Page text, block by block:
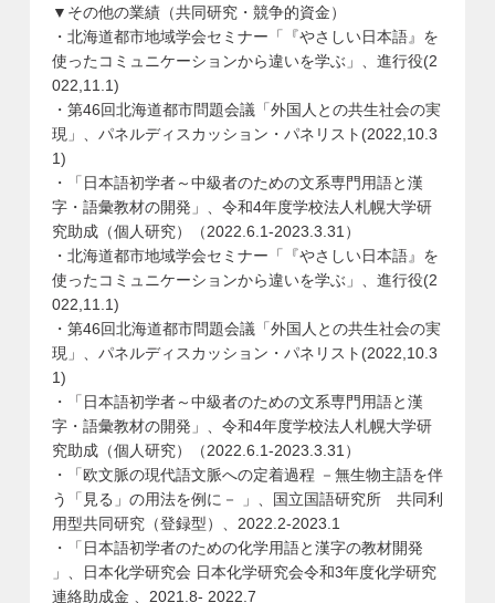
▼その他の業績（共同研究・競争的資金）
・北海道都市地域学会セミナー「『やさしい日本語』を
使ったコミュニケーションから違いを学ぶ」、進行役(2
022,11.1)
・第46回北海道都市問題会議「外国人との共生社会の実
現」、パネルディスカッション・パネリスト(2022,10.3
1)
・「日本語初学者～中級者のための文系専門用語と漢
字・語彙教材の開発」、令和4年度学校法人札幌大学研
究助成（個人研究）（2022.6.1-2023.3.31）
・北海道都市地域学会セミナー「『やさしい日本語』を
使ったコミュニケーションから違いを学ぶ」、進行役(2
022,11.1)
・第46回北海道都市問題会議「外国人との共生社会の実
現」、パネルディスカッション・パネリスト(2022,10.3
1)
・「日本語初学者～中級者のための文系専門用語と漢
字・語彙教材の開発」、令和4年度学校法人札幌大学研
究助成（個人研究）（2022.6.1-2023.3.31）
・「欧文脈の現代語文脈への定着過程 －無生物主語を伴
う「見る」の用法を例に－ 」、国立国語研究所 共同利
用型共同研究（登録型）、2022.2-2023.1
・「日本語初学者のための化学用語と漢字の教材開発
」、日本化学研究会 日本化学研究会令和3年度化学研究
連絡助成金 、2021.8- 2022.7